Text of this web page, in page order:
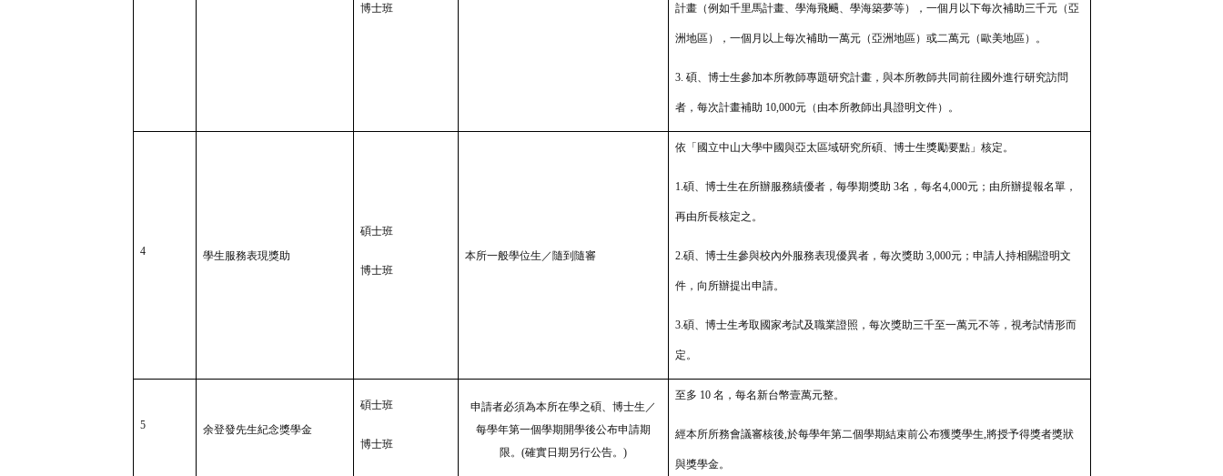
博士班 計畫（例如千里馬計畫、學海飛颺、學海築夢等），一個月以下每次補助三千元（亞
洲地區），一個月以上每次補助一萬元（亞洲地區）或二萬元（歐美地區）。
3. 碩、博士生參加本所教師專題研究計畫，與本所教師共同前往國外進行研究訪問
者，每次計畫補助 10,000元（由本所教師出具證明文件）。
4 學生服務表現獎助
碩士班
博士班
本所一般學位生／隨到隨審
依「國立中山大學中國與亞太區域研究所碩、博士生獎勵要點」核定。
1.碩、博士生在所辦服務績優者，每學期獎助 3名，每名4,000元；由所辦提報名單，
再由所長核定之。
2.碩、博士生參與校內外服務表現優異者，每次獎助 3,000元；申請人持相關證明文
件，向所辦提出申請。
3.碩、博士生考取國家考試及職業證照，每次獎助三千至一萬元不等，視考試情形而
定。
5 余登發先生紀念獎學金
碩士班
博士班
申請者必須為本所在學之碩、博士生／
每學年第一個學期開學後公布申請期
限。(確實日期另行公告。)
至多 10 名，每名新台幣壹萬元整。
經本所所務會議審核後,於每學年第二個學期結束前公布獲獎學生,將授予得獎者獎狀
與獎學金。